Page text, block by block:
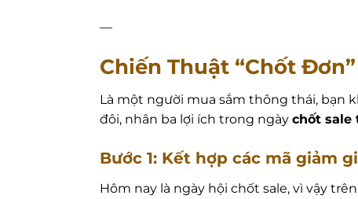
—
Chiến Thuật “Chốt
Là một người mua sắm thông thái, bạn
đôi, nhân ba lợi ích trong ngày chốt sale
Bước 1: Kết hợp các mã giảm
Hôm nay là ngày hội chốt sale, vì vậy